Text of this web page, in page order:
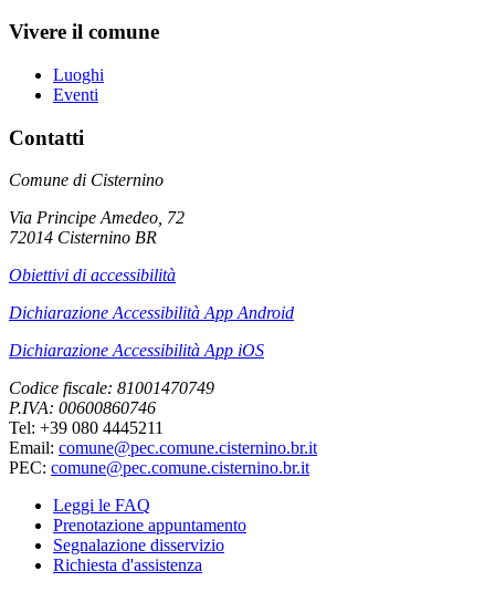
Vivere il comune
Luoghi
Eventi
Contatti
Comune di Cisternino
Via Principe Amedeo, 72
72014 Cisternino BR
Obiettivi di accessibilità
Dichiarazione Accessibilità App Android
Dichiarazione Accessibilità App iOS
Codice fiscale: 81001470749
P.IVA: 00600860746
Tel: +39 080 4445211
Email: comune@pec.comune.cisternino.br.it
PEC: comune@pec.comune.cisternino.br.it
Leggi le FAQ
Prenotazione appuntamento
Segnalazione disservizio
Richiesta d'assistenza